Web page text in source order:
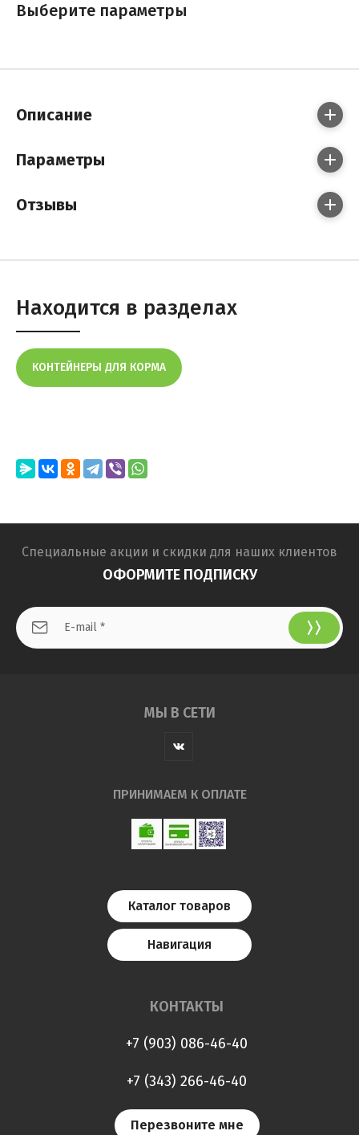
Выберите параметры
Описание
Параметры
Отзывы
Находится в разделах
КОНТЕЙНЕРЫ ДЛЯ КОРМА
Специальные акции и скидки для наших клиентов
ОФОРМИТЕ ПОДПИСКУ
МЫ В СЕТИ
ПРИНИМАЕМ К ОПЛАТЕ
Каталог товаров
Навигация
КОНТАКТЫ
+7 (903) 086-46-40
+7 (343) 266-46-40
Перезвоните мне